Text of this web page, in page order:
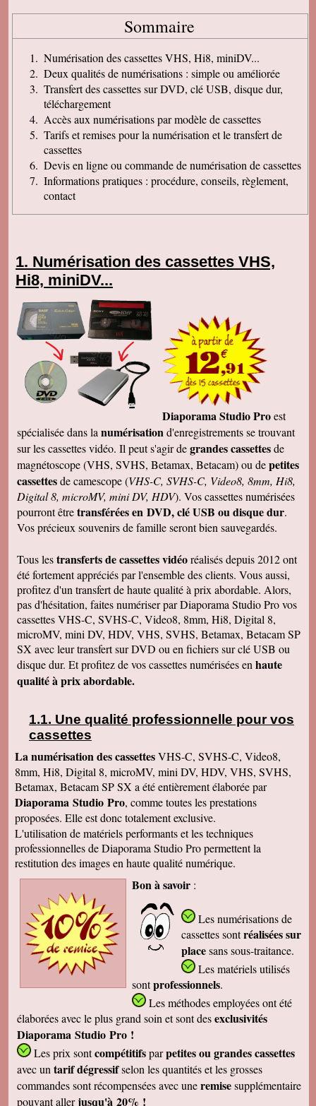
Sommaire
Numérisation des cassettes VHS, Hi8, miniDV...
Deux qualités de numérisations : simple ou améliorée
Transfert des cassettes sur DVD, clé USB, disque dur,
téléchargement
Accès aux numérisations par modèle de cassettes
Tarifs et remises pour la numérisation et le transfert de
cassettes
Devis en ligne ou commande de numérisation de cassettes
Informations pratiques : procédure, conseils, règlement,
contact
Numérisation des cassettes VHS,
Hi8, miniDV...
Diaporama Studio Proest
spécialisée dans la numérisationd'enregistrements se trouvant
sur les cassettes vidéo. Il peut s'agir degrandes cassettesde
magnétoscope (VHS, SVHS, Betamax, Betacam) ou depetites
cassettesde camescope (VHS-C, SVHS-C, Video8, 8mm, Hi8,
Digital 8, microMV, mini DV, HDV). Vos cassettes numérisées
pourront êtretransférées en DVD, clé USB ou disque dur.
Vos précieux souvenirs de famille seront bien sauvegardés.
Tous lestransferts de cassettes vidéoréalisés depuis 2012 ont
été fortement appréciés par l'ensemble des clients. Vous aussi,
profitez d'un transfert de haute qualité à prix abordable. Alors,
pas d'hésitation, faites numériser par Diaporama Studio Pro vos
cassettes VHS-C, SVHS-C, Video8, 8mm, Hi8, Digital 8,
microMV, mini DV, HDV, VHS, SVHS, Betamax, Betacam SP
SX avec leur transfert sur DVD ou en fichiers sur clé USB ou
disque dur. Et profitez de vos cassettes numérisées en haute
qualité à prix abordable.
Une qualité professionnelle pour vos
cassettes
La numérisation des cassettesVHS-C, SVHS-C, Video8,
8mm, Hi8, Digital 8, microMV, mini DV, HDV, VHS, SVHS,
Betamax, Betacam SP SX a été entièrement élaborée par
Diaporama Studio Pro, comme toutes les prestations
proposées. Elle est donc totalement exclusive.
L'utilisation de matériels performants et les techniques
professionnelles de Diaporama Studio Pro permettent la
restitution des images en haute qualité numérique.
Bon à savoir :
Les numérisations de
cassettessontréalisées sur
placesans sous-traitance.
Les matériels utilisés
sontprofessionnels.
Les méthodes employéesont été
élaborées avec le plus grand soin et sont desexclusivités
Diaporama Studio Pro !
Les prix sontcompétitifsparpetitesou grandes cassettes
avec un tarif dégressifselon les quantités et les grosses
commandes sont récompensées avec uneremisesupplémentaire
pouvant allerjusqu'à 20% !